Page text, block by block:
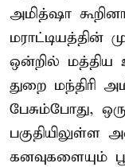
அமித்ஷா
மராட்டியத்தின்
ஒன்றில் மத்திய
துறை மந்திரி
பேசும்போது,
பகுதியிலுள்ள
கனவுகளையும்